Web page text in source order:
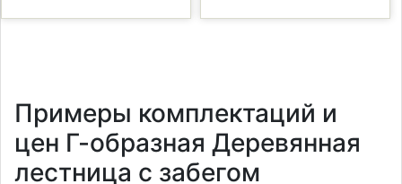
Примеры комплектаций и
цен Г-образная Деревянная
лестница с забегом